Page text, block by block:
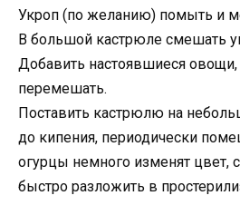
Укроп (по желанию) помыть и
В большой кастрюле смешать
Добавить настоявшиеся овощи,
перемешать.
Поставить кастрюлю на
до кипения, периодически
огурцы немного изменят цвет,
быстро разложить в